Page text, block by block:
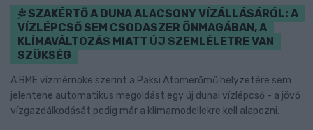
SZAKÉRTŐ A DUNA ALACSONY VÍZÁLLÁSÁRÓL: A
VÍZLÉPCSŐ SEM CSODASZER ÖNMAGÁBAN, A
KLÍMAVÁLTOZÁS MIATT ÚJ SZEMLÉLETRE VAN
SZÜKSÉG
A BME vízmérnöke szerint a Paksi Atomerőmű helyzetére sem
jelentene automatikus megoldást egy új dunai vízlépcső - a jövő
vízgazdálkodását pedig már a klímamodellekre kell alapozni.